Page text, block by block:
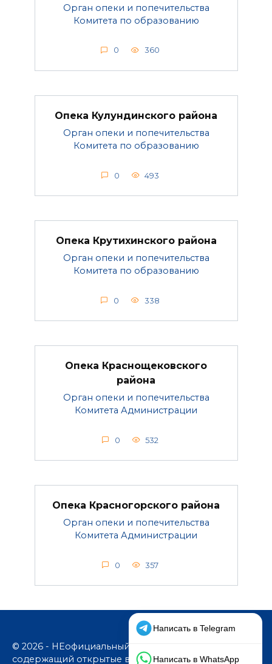
Орган опеки и попечительства
Комитета по образованию
0 360
Опека Кулундинского района
Орган опеки и попечительства
Комитета по образованию
0 493
Опека Крутихинского района
Орган опеки и попечительства
Комитета по образованию
0 338
Опека Краснощековского
района
Орган опеки и попечительства
Комитета Администрации
0 532
Опека Красногорского района
Орган опеки и попечительства
Комитета Администрации
0 357
© 2026 - НЕофициальный информационный сайт,
содержащий открытые выверенные данные об